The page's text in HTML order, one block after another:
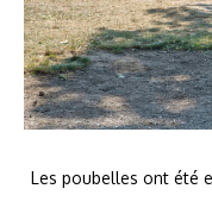
Les poubelles ont été